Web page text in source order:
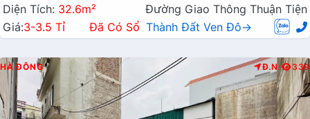
Diện Tích: 32.6m²
Đường Giao Thông Thuận Tiện
Giá:3-3.5 Tỉ Đã Có Sổ Thành Đất Ven Đô→
HÀ ĐÔNG Đ.N 339